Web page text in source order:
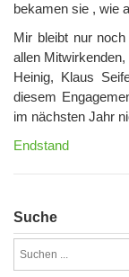
bekamen sie , wie
Mir bleibt nur
allen
Heinig, Klaus
diesem
im nächsten Jahr
Endstand
Suche